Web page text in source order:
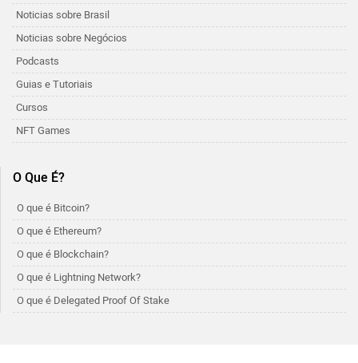
Noticias sobre Brasil
Noticias sobre Negócios
Podcasts
Guias e Tutoriais
Cursos
NFT Games
O Que É?
O que é Bitcoin?
O que é Ethereum?
O que é Blockchain?
O que é Lightning Network?
O que é Delegated Proof Of Stake